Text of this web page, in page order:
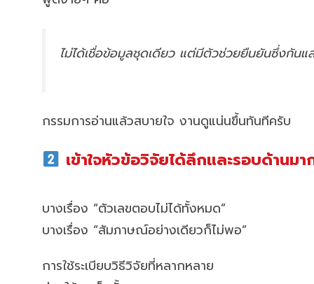
ไม่ได้เชื่อข้อมูลชุดเดียว แต่มีตัวช่วยยืนยันซึ่งกันแ
กรรมการอ่านแล้วสบายใจ งานดูแน่นขึ้นทันทีครับ
เข้าใจหัวข้อวิจัยได้ลึกและรอบด้านมา
บางเรื่อง “ตัวเลขตอบไม่ได้ทั้งหมด”
บางเรื่อง “สัมภาษณ์อย่างเดียวก็ไม่พอ”
การใช้ระเบียบวิธีวิจัยที่หลากหลาย